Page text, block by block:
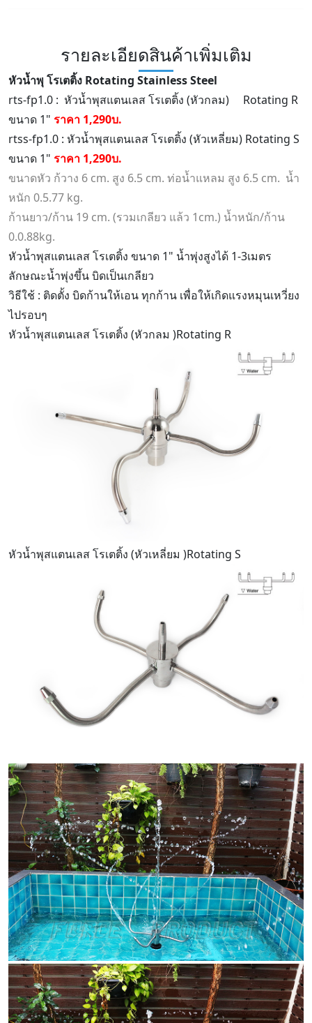
รายละเอียดสินค้าเพิ่มเติม
หัวน้ำพุ โรเตติ้ง Rotating Stainless Steel
rts-fp1.0 : หัวน้ำพุสแตนเลส โรเตติ้ง (หัวกลม) Rotating R
ขนาด 1" ราคา 1,290บ.
rtss-fp1.0 : หัวน้ำพุสแตนเลส โรเตติ้ง (หัวเหลี่ยม) Rotating S
ขนาด 1" ราคา 1,290บ.
ขนาดหัว ก้วาง 6 cm. สูง 6.5 cm. ท่อน้ำแหลม สูง 6.5 cm. น้ำ
หนัก 0.5.77 kg.
ก้านยาว/ก้าน 19 cm. (รวมเกลียว แล้ว 1cm.) น้ำหนัก/ก้าน
0.0.88kg.
หัวน้ำพุสแตนเลส โรเตติ้ง ขนาด 1" น้ำพุ่งสูงได้ 1-3เมตร
ลักษณะน้ำพุ่งขึ้น บิดเป็นเกลียว
วิธีใช้ : ติดตั้ง บิดก้านให้เอน ทุกก้าน เพื่อให้เกิดแรงหมุนเหวี่ยง
ไปรอบๆ
หัวน้ำพุสแตนเลส โรเตติ้ง (หัวกลม )Rotating R
หัวน้ำพุสแตนเลส โรเตติ้ง (หัวเหลี่ยม )Rotating S